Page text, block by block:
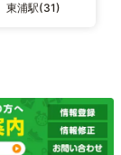
東浦駅(31)